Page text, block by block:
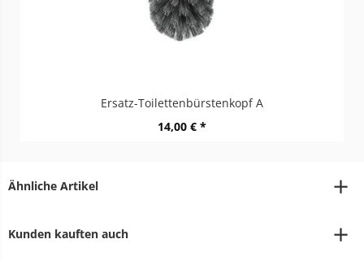
Ersatz-Toilettenbürstenkopf A
14,00 € *
Ähnliche Artikel
Kunden kauften auch